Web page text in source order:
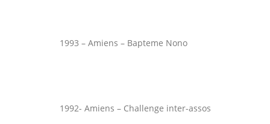
1993 – Amiens – Bapteme Nono
1992- Amiens – Challenge inter-assos